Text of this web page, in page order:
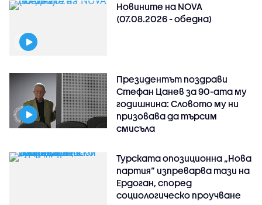
Новините на NOVA
(07.08.2026 - обедна)
Президентът поздрави
Стефан Цанев за 90-ата му
годишнина: Словото му ни
призовава да търсим
смисъла
Турската опозиционна „Нова
партия“ изпреварва тази на
Ердоган, според
социологическо проучване